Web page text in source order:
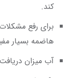
کند.
برای رفع
هاضمه بسیار
آب میزان